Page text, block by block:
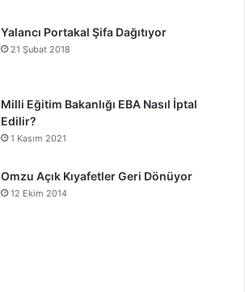
Yalancı Portakal Şifa Dağıtıyor
21 Şubat 2018
Milli Eğitim Bakanlığı EBA Nasıl İptal
Edilir?
1 Kasım 2021
Omzu Açık Kıyafetler Geri Dönüyor
12 Ekim 2014